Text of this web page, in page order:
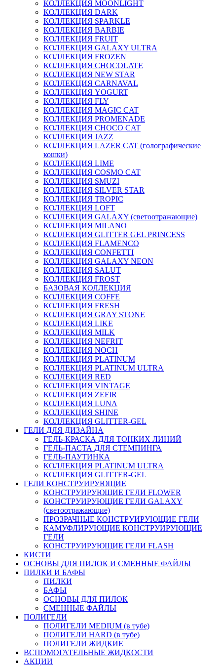
КОЛЛЕКЦИЯ MOONLIGHT
КОЛЛЕКЦИЯ DARK
КОЛЛЕКЦИЯ SPARKLE
КОЛЛЕКЦИЯ BARBIE
КОЛЛЕКЦИЯ FRUIT
КОЛЛЕКЦИЯ GALAXY ULTRA
КОЛЛЕКЦИЯ FROZEN
КОЛЛЕКЦИЯ CHOCOLATE
КОЛЛЕКЦИЯ NEW STAR
КОЛЛЕКЦИЯ CARNAVAL
КОЛЛЕКЦИЯ YOGURT
КОЛЛЕКЦИЯ FLY
КОЛЛЕКЦИЯ MAGIC CAT
КОЛЛЕКЦИЯ PROMENADE
КОЛЛЕКЦИЯ CHOCO CAT
КОЛЛЕКЦИЯ JAZZ
КОЛЛЕКЦИЯ LAZER CAT (голографические
кошки)
КОЛЛЕКЦИЯ LIME
КОЛЛЕКЦИЯ COSMO CAT
КОЛЛЕКЦИЯ SMUZI
КОЛЛЕКЦИЯ SILVER STAR
КОЛЛЕКЦИЯ TROPIC
КОЛЛЕКЦИЯ LOFT
КОЛЛЕКЦИЯ GALAXY (светоотражающие)
КОЛЛЕКЦИЯ MILANO
КОЛЛЕКЦИЯ GLITTER GEL PRINCESS
КОЛЛЕКЦИЯ FLAMENCO
КОЛЛЕКЦИЯ CONFETTI
КОЛЛЕКЦИЯ GALAXY NEON
КОЛЛЕКЦИЯ SALUT
КОЛЛЕКЦИЯ FROST
БАЗОВАЯ КОЛЛЕКЦИЯ
КОЛЛЕКЦИЯ COFFE
КОЛЛЕКЦИЯ FRESH
КОЛЛЕКЦИЯ GRAY STONE
КОЛЛЕКЦИЯ LIKE
КОЛЛЕКЦИЯ MILK
КОЛЛЕКЦИЯ NEFRIT
КОЛЛЕКЦИЯ NOCH
КОЛЛЕКЦИЯ PLATINUM
КОЛЛЕКЦИЯ PLATINUM ULTRA
КОЛЛЕКЦИЯ RED
КОЛЛЕКЦИЯ VINTAGE
КОЛЛЕКЦИЯ ZEFIR
КОЛЛЕКЦИЯ LUNA
КОЛЛЕКЦИЯ SHINE
КОЛЛЕКЦИЯ GLITTER-GEL
ГЕЛИ ДЛЯ ДИЗАЙНА
ГЕЛЬ-КРАСКА ДЛЯ ТОНКИХ ЛИНИЙ
ГЕЛЬ-ПАСТА ДЛЯ СТЕМПИНГА
ГЕЛЬ-ПАУТИНКА
КОЛЛЕКЦИЯ PLATINUM ULTRA
КОЛЛЕКЦИЯ GLITTER-GEL
ГЕЛИ КОНСТРУИРУЮЩИЕ
КОНСТРУИРУЮЩИЕ ГЕЛИ FLOWER
КОНСТРУИРУЮЩИЕ ГЕЛИ GALAXY
(светоотражающие)
ПРОЗРАЧНЫЕ КОНСТРУИРУЮЩИЕ ГЕЛИ
КАМУФЛИРУЮЩИЕ КОНСТРУИРУЮЩИЕ
ГЕЛИ
КОНСТРУИРУЮЩИЕ ГЕЛИ FLASH
КИСТИ
ОСНОВЫ ДЛЯ ПИЛОК И СМЕННЫЕ ФАЙЛЫ
ПИЛКИ И БАФЫ
ПИЛКИ
БАФЫ
ОСНОВЫ ДЛЯ ПИЛОК
СМЕННЫЕ ФАЙЛЫ
ПОЛИГЕЛИ
ПОЛИГЕЛИ MEDIUM (в тубе)
ПОЛИГЕЛИ HARD (в тубе)
ПОЛИГЕЛИ ЖИДКИЕ
ВСПОМОГАТЕЛЬНЫЕ ЖИДКОСТИ
АКЦИИ